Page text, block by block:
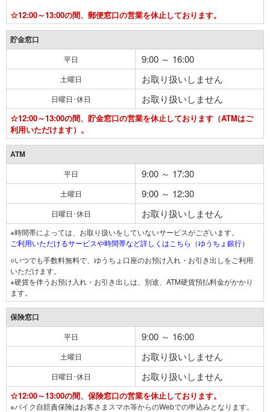
☆12:00～13:00の間、郵便窓口の営業を休止しております。
貯金窓口
平日 9:00 ～ 16:00
土曜日 お取り扱いしません
日曜日･休日 お取り扱いしません
☆12:00～13:00の間、貯金窓口の営業を休止しております（ATMはご
利用いただけます）。
ATM
平日 9:00 ～ 17:30
土曜日 9:00 ～ 12:30
日曜日･休日 お取り扱いしません
※時間帯によっては、お取り扱いをしていないサービスがございます。
ご利用いただけるサービスや時間帯など詳しくはこちら（ゆうちょ銀行）
○いつでも手数料無料で、ゆうちょ口座のお預け入れ・お引き出しをご利用
いただけます。
※硬貨を伴うお預け入れ・お引き出しは、別途、ATM硬貨預払料金がかかり
ます。
保険窓口
平日 9:00 ～ 16:00
土曜日 お取り扱いしません
日曜日･休日 お取り扱いしません
☆12:00～13:00の間、保険窓口の営業を休止しております。
※バイク自賠責保険はお客さまスマホ等からのWebでの申込みとなります。